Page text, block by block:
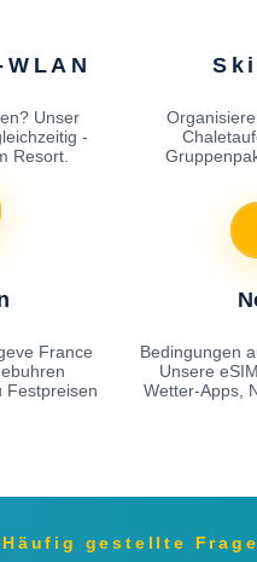
Unser
-
Resort.
France
Festpreisen
Bedingungen
Unsere
Wetter-Apps,
Häufig gestellte